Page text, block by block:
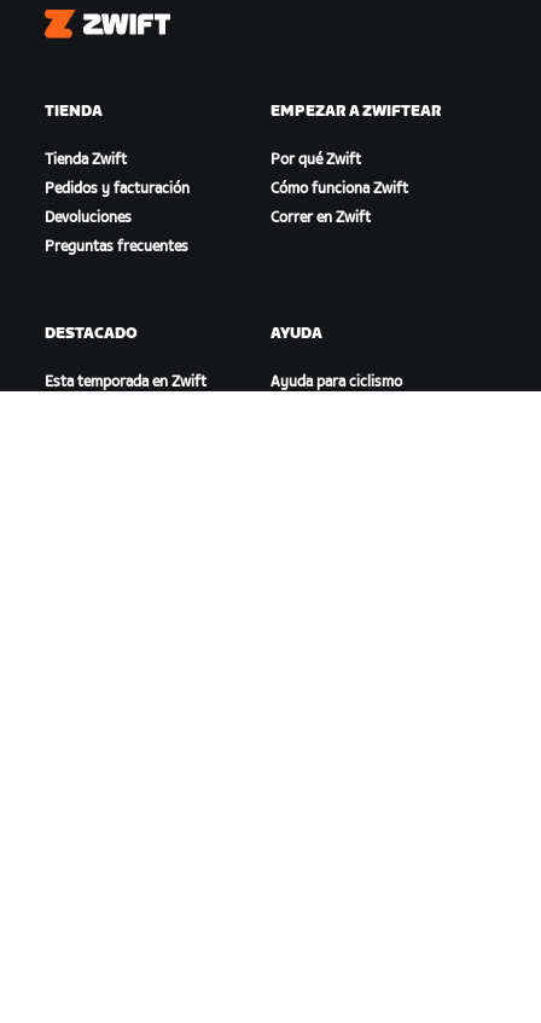
Zwift
TIENDA
Tienda Zwift
Pedidos y facturación
Devoluciones
Preguntas frecuentes
EMPEZAR A ZWIFTEAR
Por qué Zwift
Cómo funciona Zwift
Correr en Zwift
DESTACADO
Esta temporada en Zwift
AYUDA
Ayuda para ciclismo